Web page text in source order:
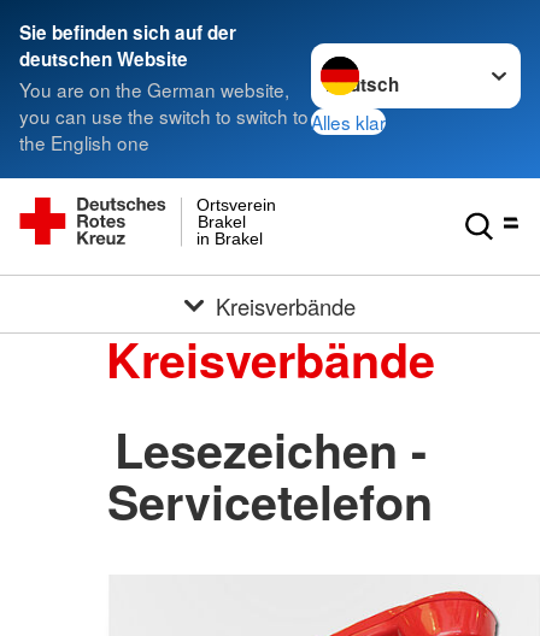
Sie befinden sich auf der
deutschen Website
You are on the German website,
you can use the switch to switch to
the English one
Sprache wechseln zu
Alles klar
in Brakel
Brakel
Ortsverein
Kreisverbände
Kreisverbände
Lesezeichen -
Servicetelefon